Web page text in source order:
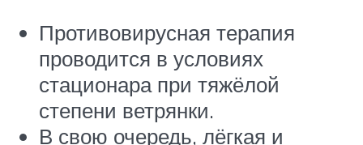
Противовирусная терапия
проводится в условиях
стационара при тяжёлой
степени ветрянки.
В свою очередь, лёгкая и